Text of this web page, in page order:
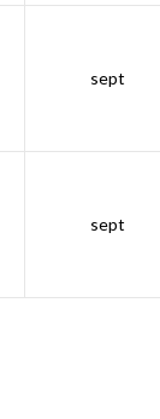
sept
sept